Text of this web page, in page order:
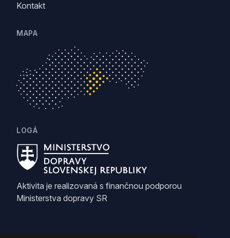
Kontakt
MAPA
LOGÁ
Aktivita je realizovaná s finančnou podporou
Ministerstva dopravy SR